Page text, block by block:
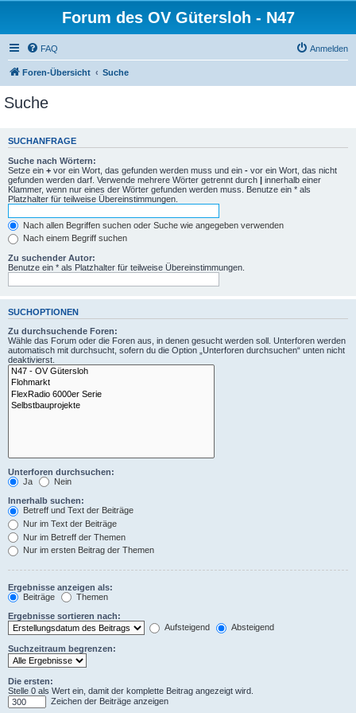
Forum des OV Gütersloh - N47
FAQ Anmelden
Foren-Übersicht Suche
Suche
SUCHANFRAGE
Suche nach Wörtern:
Setze ein + vor ein Wort, das gefunden werden muss und ein - vor ein Wort, das nicht
gefunden werden darf. Verwende mehrere Wörter getrennt durch | innerhalb einer
Klammer, wenn nur eines der Wörter gefunden werden muss. Benutze ein * als
Platzhalter für teilweise Übereinstimmungen.
Nach allen Begriffen suchen oder Suche wie angegeben verwenden
Nach einem Begriff suchen
Zu suchender Autor:
Benutze ein * als Platzhalter für teilweise Übereinstimmungen.
SUCHOPTIONEN
Zu durchsuchende Foren:
Wähle das Forum oder die Foren aus, in denen gesucht werden soll. Unterforen werden
automatisch mit durchsucht, sofern du die Option „Unterforen durchsuchen“ unten nicht
deaktivierst.
Unterforen durchsuchen:
Ja
Nein
Innerhalb suchen:
Betreff und Text der Beiträge
Nur im Text der Beiträge
Nur im Betreff der Themen
Nur im ersten Beitrag der Themen
Ergebnisse anzeigen als:
Beiträge
Themen
Ergebnisse sortieren nach:
Aufsteigend
Absteigend
Suchzeitraum begrenzen:
Die ersten:
Stelle 0 als Wert ein, damit der komplette Beitrag angezeigt wird.
Zeichen der Beiträge anzeigen